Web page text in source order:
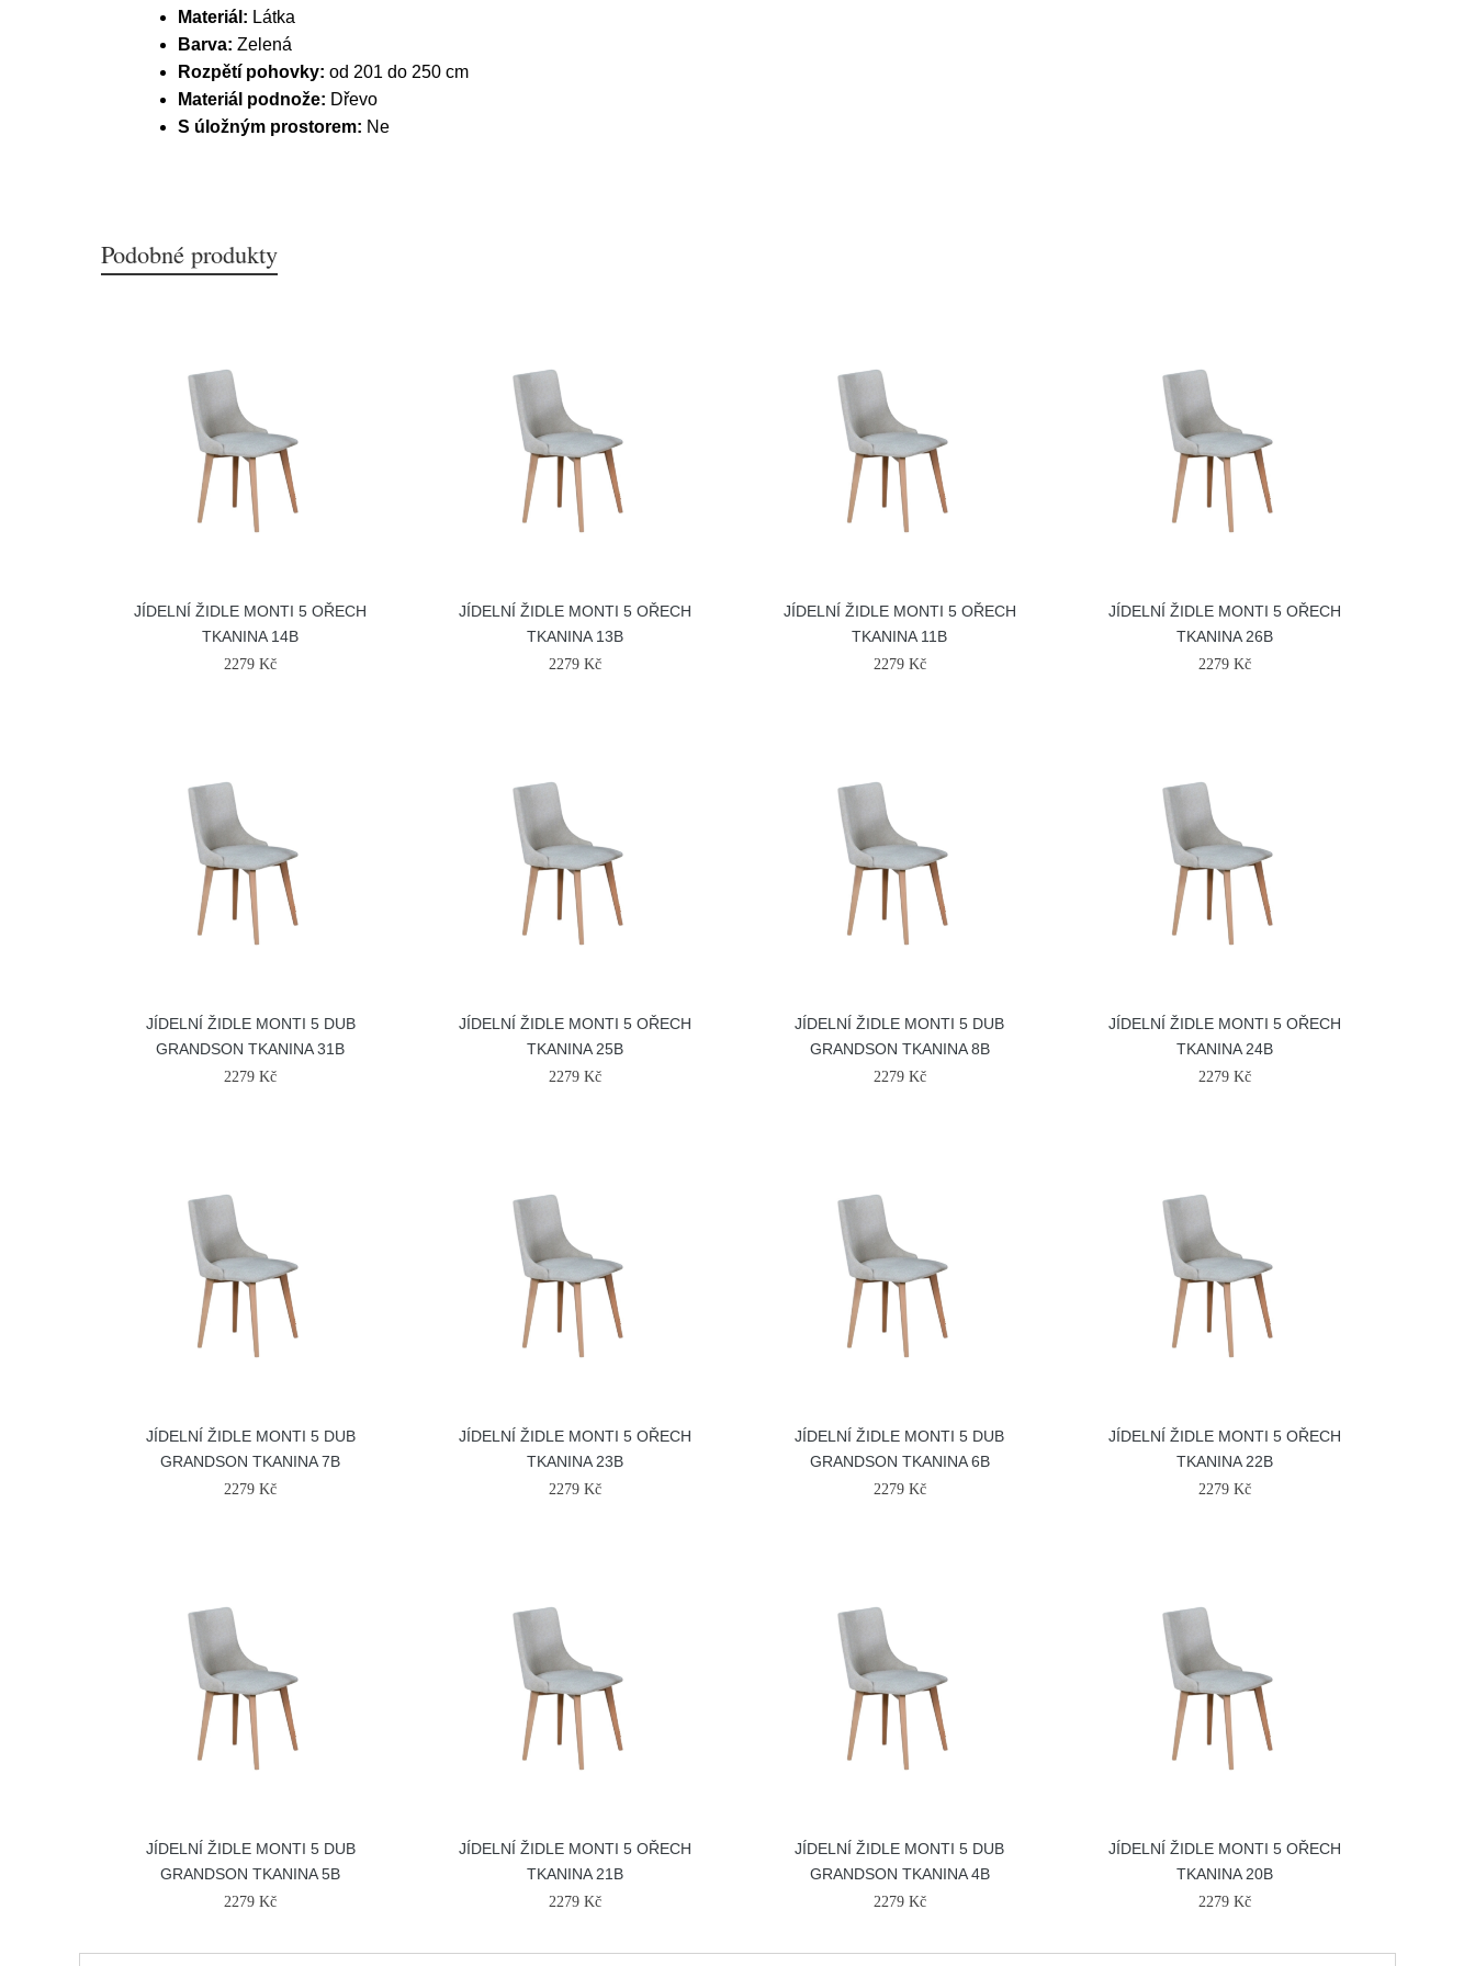
Materiál: Látka
Barva: Zelená
Rozpětí pohovky: od 201 do 250 cm
Materiál podnože: Dřevo
S úložným prostorem: Ne
Podobné produkty
JÍDELNÍ ŽIDLE MONTI 5 OŘECH
TKANINA 14B
2279 Kč
JÍDELNÍ ŽIDLE MONTI 5 OŘECH
TKANINA 13B
2279 Kč
JÍDELNÍ ŽIDLE MONTI 5 OŘECH
TKANINA 11B
2279 Kč
JÍDELNÍ ŽIDLE MONTI 5 OŘECH
TKANINA 26B
2279 Kč
JÍDELNÍ ŽIDLE MONTI 5 DUB
GRANDSON TKANINA 31B
2279 Kč
JÍDELNÍ ŽIDLE MONTI 5 OŘECH
TKANINA 25B
2279 Kč
JÍDELNÍ ŽIDLE MONTI 5 DUB
GRANDSON TKANINA 8B
2279 Kč
JÍDELNÍ ŽIDLE MONTI 5 OŘECH
TKANINA 24B
2279 Kč
JÍDELNÍ ŽIDLE MONTI 5 DUB
GRANDSON TKANINA 7B
2279 Kč
JÍDELNÍ ŽIDLE MONTI 5 OŘECH
TKANINA 23B
2279 Kč
JÍDELNÍ ŽIDLE MONTI 5 DUB
GRANDSON TKANINA 6B
2279 Kč
JÍDELNÍ ŽIDLE MONTI 5 OŘECH
TKANINA 22B
2279 Kč
JÍDELNÍ ŽIDLE MONTI 5 DUB
GRANDSON TKANINA 5B
2279 Kč
JÍDELNÍ ŽIDLE MONTI 5 OŘECH
TKANINA 21B
2279 Kč
JÍDELNÍ ŽIDLE MONTI 5 DUB
GRANDSON TKANINA 4B
2279 Kč
JÍDELNÍ ŽIDLE MONTI 5 OŘECH
TKANINA 20B
2279 Kč